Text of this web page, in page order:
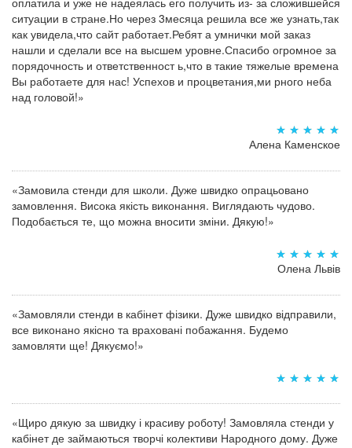
ситуации в стране.Но через 3месяца решила все же узнать,так
как увидела,что сайт работает.Ребят а умнички мой заказ
нашли и сделали все на высшем уровне.Спасибо огромное за
порядочность и ответственност ь,что в такие тяжелые времена
Вы работаете для нас! Успехов и процветания,ми рного неба
над головой!»
Алена Каменское
«Замовила стенди для школи. Дуже швидко опрацьовано
замовлення. Висока якість виконання. Виглядають чудово.
Подобається те, що можна вносити зміни. Дякую!»
Олена Львів
«Замовляли стенди в кабінет фізики. Дуже швидко відправили,
все виконано якісно та враховані побажання. Будемо
замовляти ще! Дякуємо!»
«Щиро дякую за швидку і красиву роботу! Замовляла стенди у
кабінет де займаються творчі колективи Народного дому. Дуже